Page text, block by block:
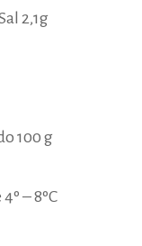
2,1g
100 g
– 8ºC